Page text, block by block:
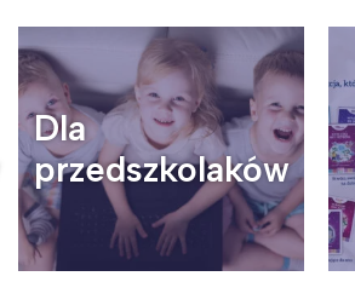
Pszczoła i kwitnący ul
Dla
przedszkolaków